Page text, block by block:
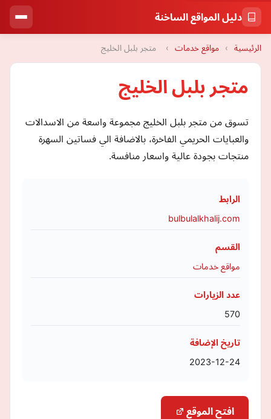
دليل المواقع الساخنة
الرئيسية › مواقع خدمات › متجر بلبل الخليج
متجر بلبل الخليج
تسوق من متجر بلبل الخليج مجموعة واسعة من الاسدالات
والعبايات الحريمي الفاخرة، بالاضافة الي فساتين السهرة
منتجات بجودة عالية واسعار منافسة.
الرابط
bulbulalkhalij.com
القسم
مواقع خدمات
عدد الزيارات
570
تاريخ الإضافة
2023-12-24
افتح الموقع